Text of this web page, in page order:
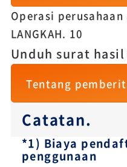
Operasi
LANGKAH. 10
Unduh surat
Tentang
Catatan.
*1) Biaya
penggunaan